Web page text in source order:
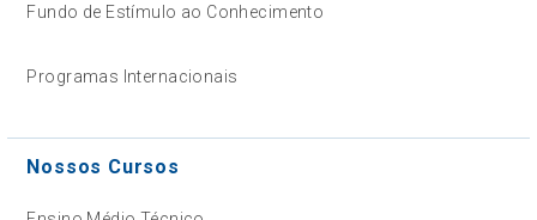
Fundo de Estímulo ao Conhecimento
Programas Internacionais
Nossos Cursos